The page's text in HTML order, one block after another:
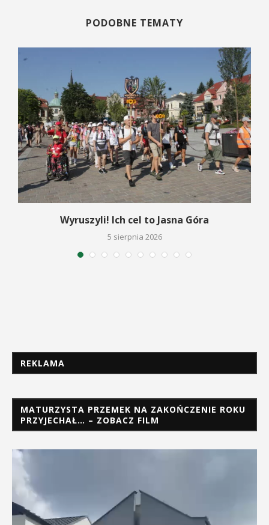
PODOBNE TEMATY
Wyruszyli! Ich cel to Jasna Góra
5 sierpnia 2026
REKLAMA
MATURZYSTA PRZEMEK NA ZAKOŃCZENIE ROKU
PRZYJECHAŁ… – ZOBACZ FILM
Odtwarzacz